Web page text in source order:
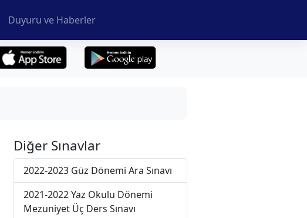
Duyuru ve Haberler
Diğer Sınavlar
2022-2023 Güz Dönemi Ara Sınavı
2021-2022 Yaz Okulu Dönemi
Mezuniyet Üç Ders Sınavı